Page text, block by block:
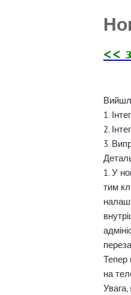
<<
1.
2.
3.
1. У
тим
Тепер
на
Увага,